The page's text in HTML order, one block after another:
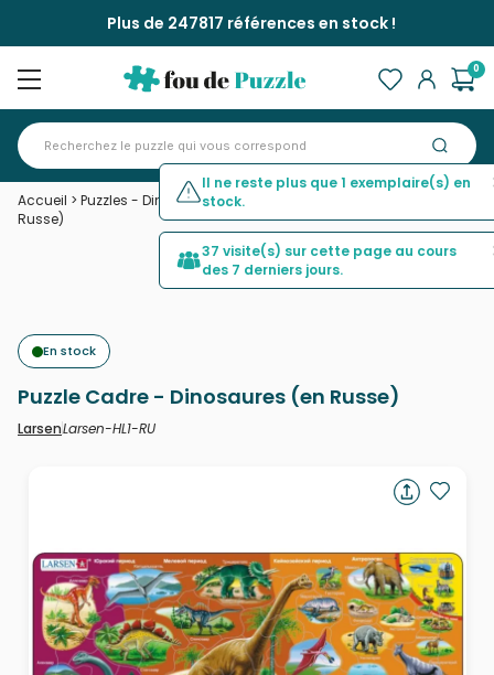
Plus de 247817 références en stock !
0
Accueil > Puzzles - Dinosaures>Puzzle Cadre - Dinosaures (en
Russe)
En stock
Puzzle Cadre - Dinosaures (en Russe)
LarsenLarsen-HL1-RU
Il ne reste plus que 1 exemplaire(s) en
stock.
37 visite(s) sur cette page au cours
des 7 derniers jours.